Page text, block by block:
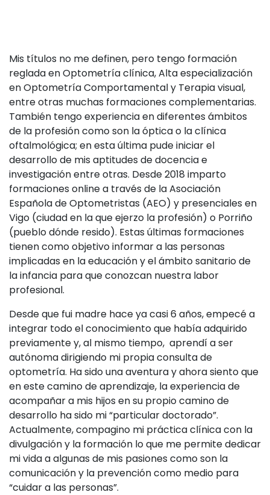
Mis títulos no me definen, pero tengo formación
reglada en Optometría clínica, Alta especialización
en Optometría Comportamental y Terapia visual,
entre otras muchas formaciones complementarias.
También tengo experiencia en diferentes ámbitos
de la profesión como son la óptica o la clínica
oftalmológica; en esta última pude iniciar el
desarrollo de mis aptitudes de docencia e
investigación entre otras. Desde 2018 imparto
formaciones online a través de la Asociación
Española de Optometristas (AEO) y presenciales en
Vigo (ciudad en la que ejerzo la profesión) o Porriño
(pueblo dónde resido). Estas últimas formaciones
tienen como objetivo informar a las personas
implicadas en la educación y el ámbito sanitario de
la infancia para que conozcan nuestra labor
profesional.
Desde que fui madre hace ya casi 6 años, empecé a
integrar todo el conocimiento que había adquirido
previamente y, al mismo tiempo, aprendí a ser
autónoma dirigiendo mi propia consulta de
optometría. Ha sido una aventura y ahora siento que
en este camino de aprendizaje, la experiencia de
acompañar a mis hijos en su propio camino de
desarrollo ha sido mi “particular doctorado”.
Actualmente, compagino mi práctica clínica con la
divulgación y la formación lo que me permite dedicar
mi vida a algunas de mis pasiones como son la
comunicación y la prevención como medio para
“cuidar a las personas”.